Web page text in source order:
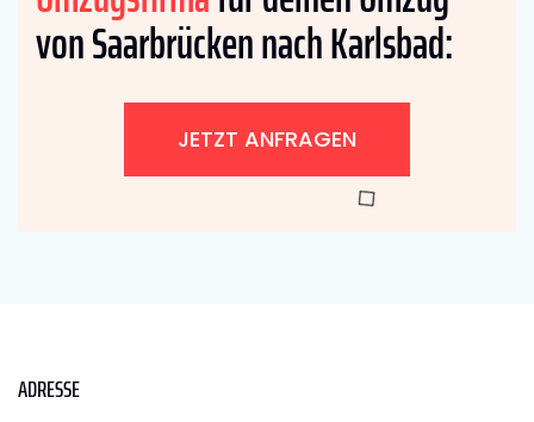
von Saarbrücken nach Karlsbad:
JETZT ANFRAGEN
ADRESSE